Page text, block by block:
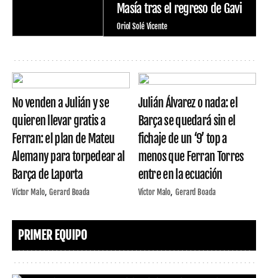
Masía tras el regreso de Gavi
Oriol Solé Vicente
No venden a Julián y se
quieren llevar gratis a
Ferran: el plan de Mateu
Alemany para torpedear al
Barça de Laporta
Víctor Malo Gerard Boada
Julián Álvarez o nada: el
Barça se quedará sin el
fichaje de un ‘9’ top a
menos que Ferran Torres
entre en la ecuación
Víctor Malo Gerard Boada
PRIMER EQUIPO